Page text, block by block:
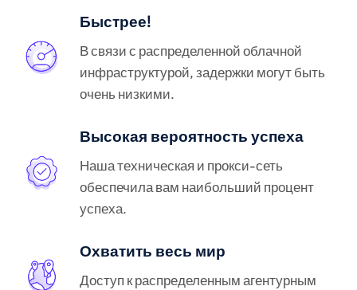
Быстрее!
В связи с распределенной облачной
инфраструктурой, задержки могут быть
очень низкими.
Высокая вероятность успеха
Наша техническая и прокси-сеть
обеспечила вам наибольший процент
успеха.
Охватить весь мир
Доступ к распределенным агентурным